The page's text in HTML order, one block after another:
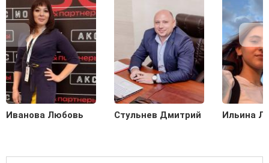
Иванова Любовь Стульнев Дмитрий Ильина